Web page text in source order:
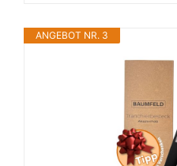
ANGEBOT NR. 3